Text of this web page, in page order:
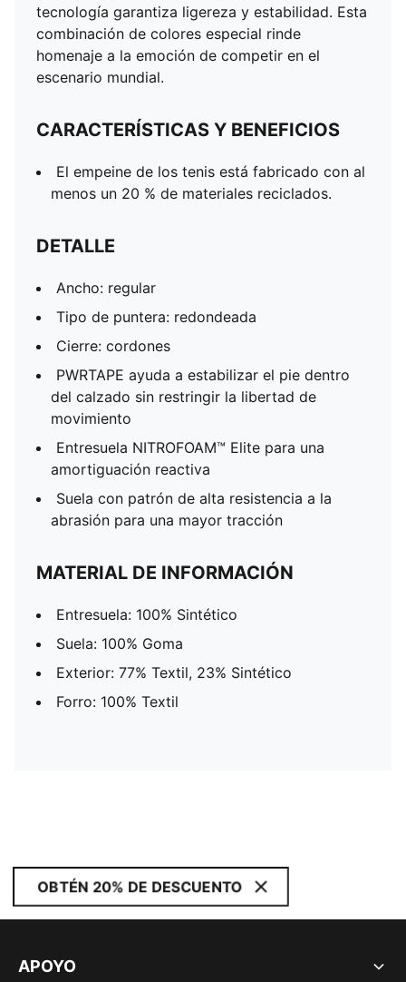
tecnología garantiza ligereza y estabilidad. Esta
combinación de colores especial rinde
homenaje a la emoción de competir en el
escenario mundial.
CARACTERÍSTICAS Y BENEFICIOS
El empeine de los tenis está fabricado con al
menos un 20 % de materiales reciclados.
DETALLE
Ancho: regular
Tipo de puntera: redondeada
Cierre: cordones
PWRTAPE ayuda a estabilizar el pie dentro
del calzado sin restringir la libertad de
movimiento
Entresuela NITROFOAM™ Elite para una
amortiguación reactiva
Suela con patrón de alta resistencia a la
abrasión para una mayor tracción
MATERIAL DE INFORMACIÓN
Entresuela: 100% Sintético
Suela: 100% Goma
Exterior: 77% Textil, 23% Sintético
Forro: 100% Textil
OBTÉN 20% DE DESCUENTO
APOYO